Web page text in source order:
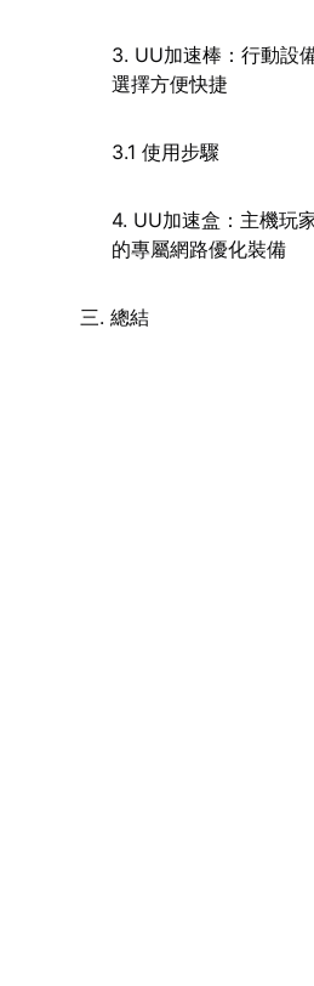
3. UU加速棒：行動設
選擇方便快捷
3.1 使用步驟
4. UU加速盒：主機玩
的專屬網路優化裝備
三. 總結